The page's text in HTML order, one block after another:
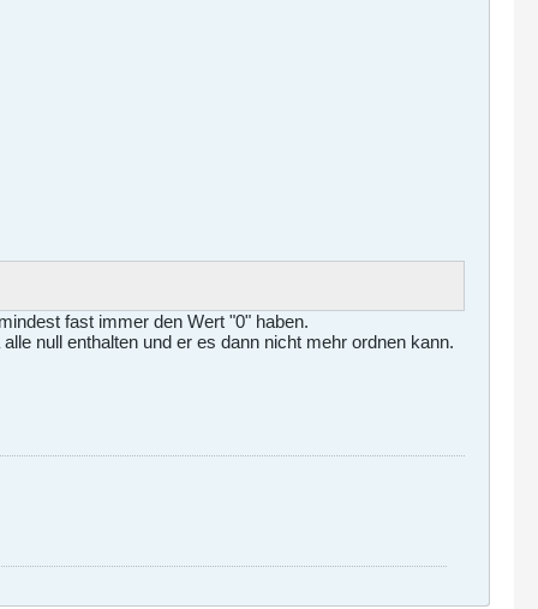
fast immer den Wert "0" haben.
null enthalten und er es dann nicht mehr ordnen kann.